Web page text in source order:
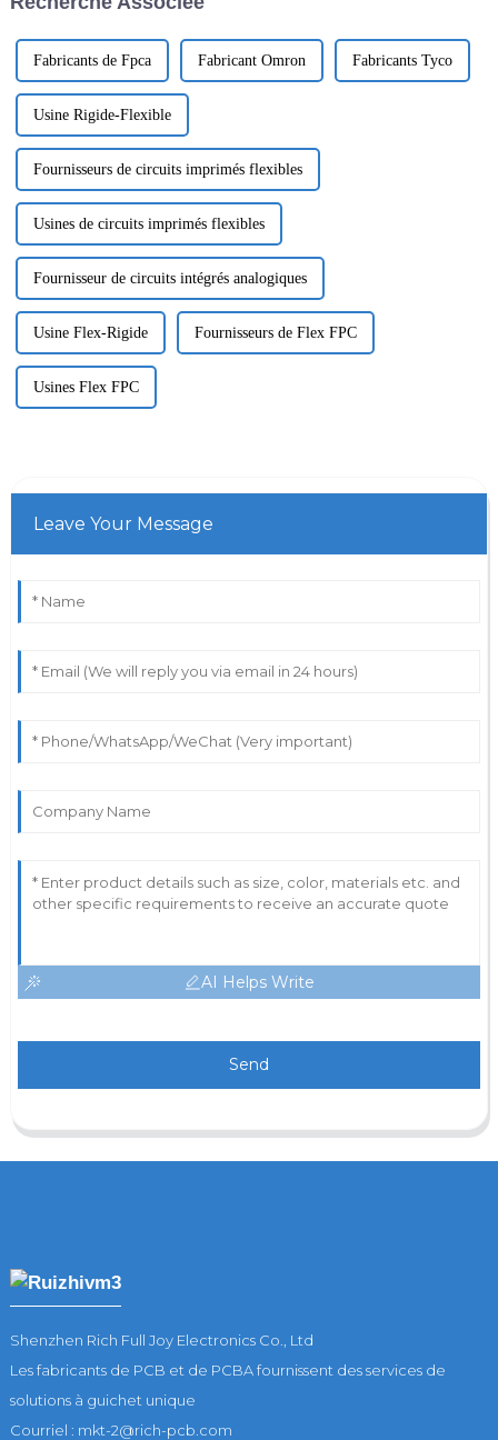
...
Fabricants de Fpca Fabricant Omron Fabricants Tyco
Usine Rigide-Flexible
Fournisseurs de circuits imprimés flexibles
Usines de circuits imprimés flexibles
Fournisseur de circuits intégrés analogiques
Usine Flex-Rigide Fournisseurs de Flex FPC
Usines Flex FPC
Leave Your Message
AI Helps Write
Send
Shenzhen Rich Full Joy Electronics Co., Ltd
Les fabricants de PCB et de PCBA fournissent des services de
solutions à guichet unique
Courriel : mkt-2@rich-pcb.com